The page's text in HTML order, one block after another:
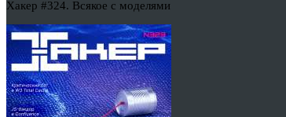
Хакер #324. Всякое с моделями